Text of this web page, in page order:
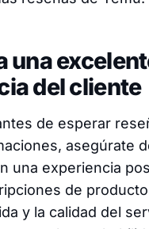
una
del cliente
de esperar
asegúrate
una experiencia
de
y la calidad del